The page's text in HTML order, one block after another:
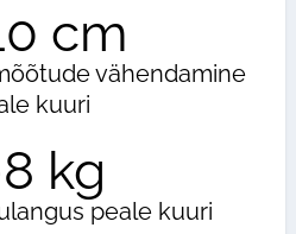
cm
vähendamine
kuuri
kg
peale kuuri